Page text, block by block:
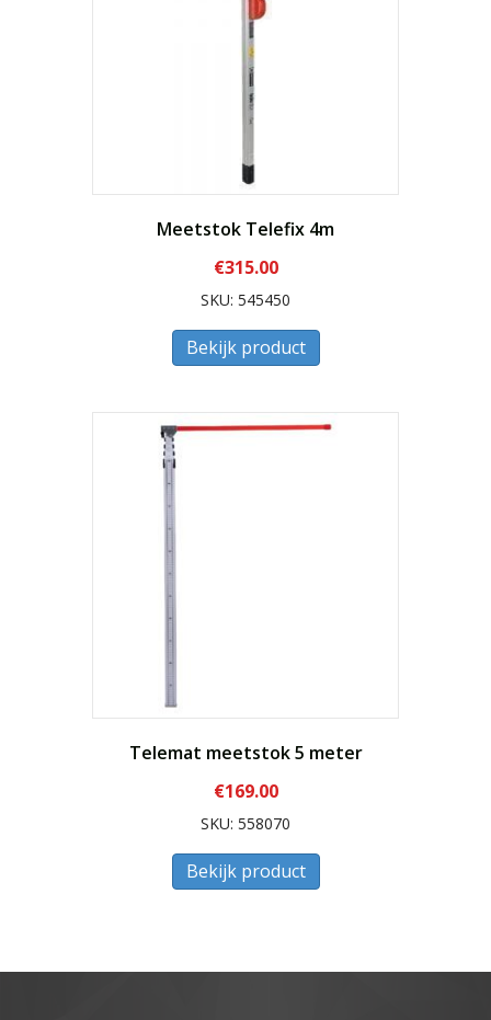
Meetstok Telefix 4m
€315.00
SKU: 545450
Bekijk product
Telemat meetstok 5 meter
€169.00
SKU: 558070
Bekijk product